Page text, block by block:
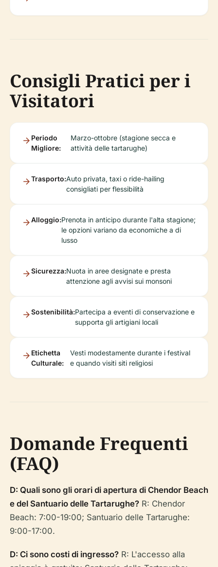
Consigli Pratici per i
Visitatori
Periodo
Migliore:
Marzo-ottobre (stagione secca e
attività delle tartarughe)
Trasporto:Auto privata, taxi o ride-hailing
consigliati per flessibilità
Alloggio:Prenota in anticipo durante l'alta stagione;
le opzioni variano da economiche a di
lusso
Sicurezza:Nuota in aree designate e presta
attenzione agli avvisi sui monsoni
Sostenibilità:Partecipa a eventi di conservazione e
supporta gli artigiani locali
Etichetta
Culturale:
Vesti modestamente durante i festival
e quando visiti siti religiosi
Domande Frequenti
(FAQ)
D: Quali sono gli orari di apertura di Chendor Beach
e del Santuario delle Tartarughe? R: Chendor
Beach: 7:00-19:00; Santuario delle Tartarughe:
9:00-17:00.
D: Ci sono costi di ingresso? R: L'accesso alla